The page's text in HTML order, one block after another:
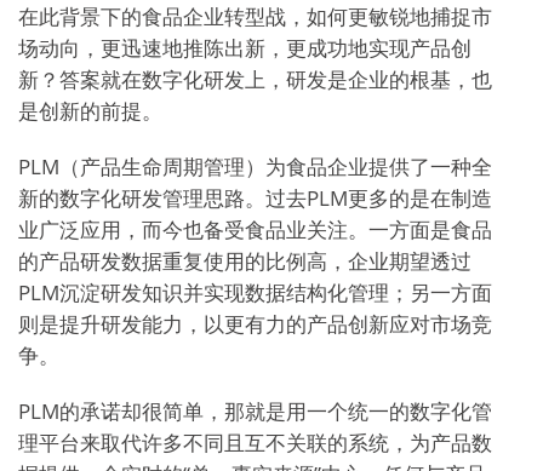
在此背景下的食品企业转型战，如何更敏锐地捕捉市
场动向，更迅速地推陈出新，更成功地实现产品创
新？答案就在数字化研发上，研发是企业的根基，也
是创新的前提。
PLM（产品生命周期管理）为食品企业提供了一种全
新的数字化研发管理思路。过去PLM更多的是在制造
业广泛应用，而今也备受食品业关注。一方面是食品
的产品研发数据重复使用的比例高，企业期望透过
PLM沉淀研发知识并实现数据结构化管理；另一方面
则是提升研发能力，以更有力的产品创新应对市场竞
争。
PLM的承诺却很简单，那就是用一个统一的数字化管
理平台来取代许多不同且互不关联的系统，为产品数